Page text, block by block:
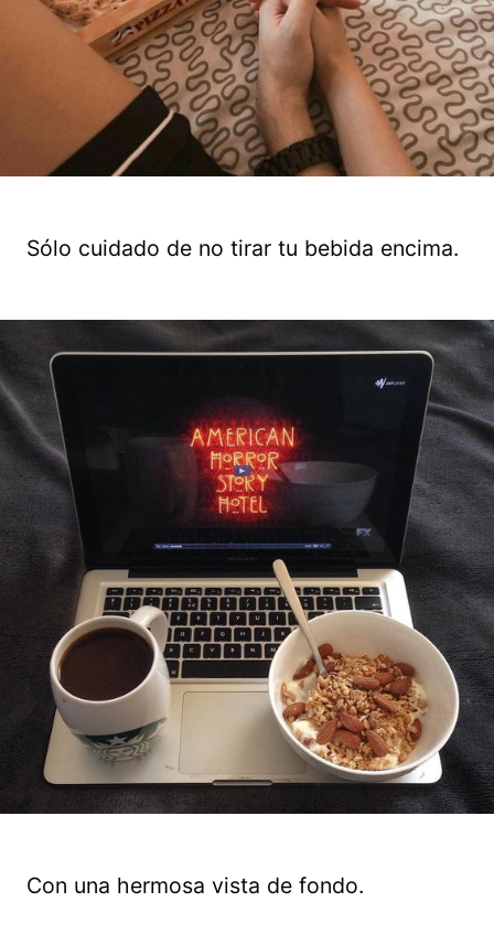
Sólo cuidado de no tirar tu bebida encima.
Con una hermosa vista de fondo.